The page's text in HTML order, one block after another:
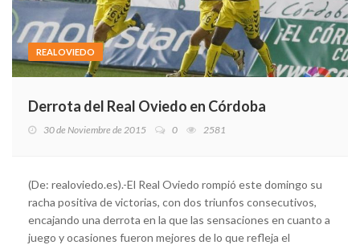
REALOVIEDO
Derrota del Real Oviedo en Córdoba
30 de Noviembre de 2015 0 2581
(De: realoviedo.es).-El Real Oviedo rompió este domingo su
racha positiva de victorias, con dos triunfos consecutivos,
encajando una derrota en la que las sensaciones en cuanto a
juego y ocasiones fueron mejores de lo que refleja el